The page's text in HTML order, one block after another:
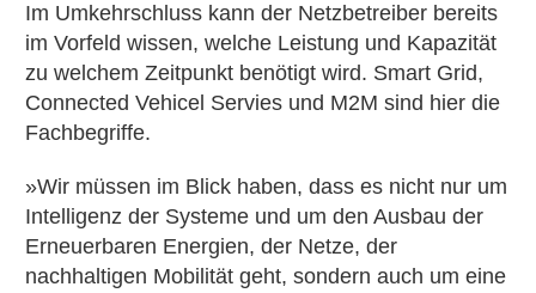
Im Umkehrschluss kann der Netzbetreiber bereits
im Vorfeld wissen, welche Leistung und Kapazität
zu welchem Zeitpunkt benötigt wird. Smart Grid,
Connected Vehicel Servies und M2M sind hier die
Fachbegriffe.
»Wir müssen im Blick haben, dass es nicht nur um
Intelligenz der Systeme und um den Ausbau der
Erneuerbaren Energien, der Netze, der
nachhaltigen Mobilität geht, sondern auch um eine